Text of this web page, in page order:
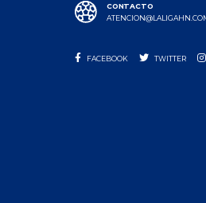
CONTACTO
FACEBOOK TWITTER